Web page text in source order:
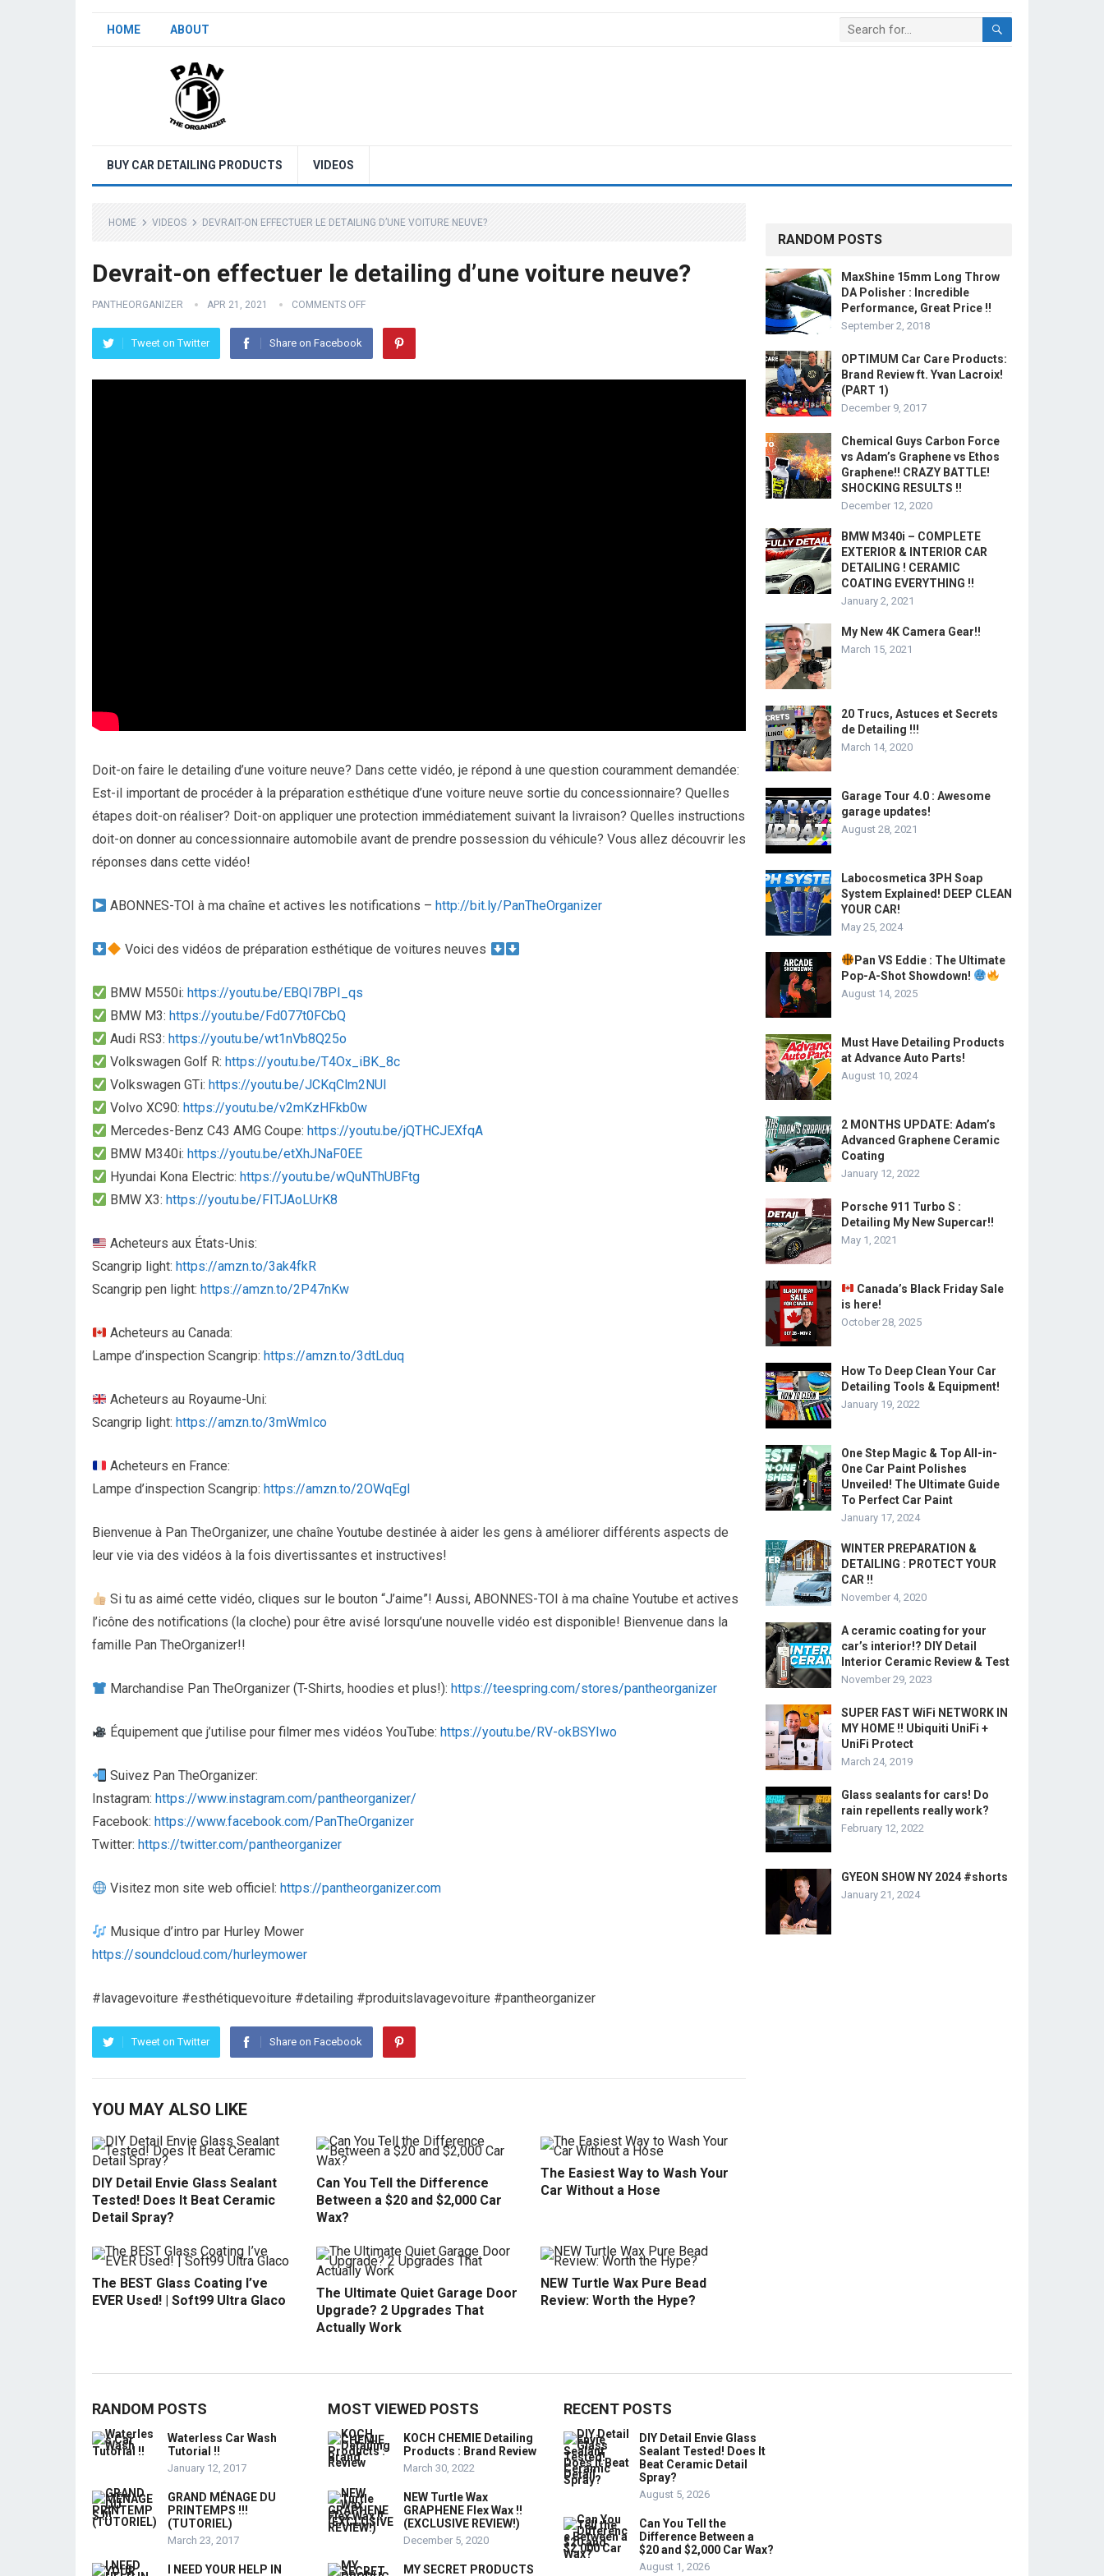
HOME ABOUT
BUY CAR DETAILING PRODUCTS VIDEOS
HOME VIDEOS DEVRAIT-ON EFFECTUER LE DETAILING D’UNE VOITURE NEUVE?
Devrait-on effectuer le detailing d’une voiture neuve?
PANTHEORGANIZER APR 21, 2021 COMMENTS OFF
Tweet on Twitter Share on Facebook
Doit-on faire le detailing d’une voiture neuve? Dans cette vidéo, je répond à une question couramment demandée:
Est-il important de procéder à la préparation esthétique d’une voiture neuve sortie du concessionnaire? Quelles
étapes doit-on réaliser? Doit-on appliquer une protection immédiatement suivant la livraison? Quelles instructions
doit-on donner au concessionnaire automobile avant de prendre possession du véhicule? Vous allez découvrir les
réponses dans cette vidéo!
ABONNES-TOI à ma chaîne et actives les notifications –http://bit.ly/PanTheOrganizer
Voici des vidéos de préparation esthétique de voitures neuves
BMW M550i:https://youtu.be/EBQI7BPI_qs
BMW M3:https://youtu.be/Fd077t0FCbQ
Audi RS3:https://youtu.be/wt1nVb8Q25o
Volkswagen Golf R:https://youtu.be/T4Ox_iBK_8c
Volkswagen GTi:https://youtu.be/JCKqClm2NUI
Volvo XC90:https://youtu.be/v2mKzHFkb0w
Mercedes-Benz C43 AMG Coupe:https://youtu.be/jQTHCJEXfqA
BMW M340i:https://youtu.be/etXhJNaF0EE
Hyundai Kona Electric:https://youtu.be/wQuNThUBFtg
BMW X3:https://youtu.be/FITJAoLUrK8
Acheteurs aux États-Unis:
Scangrip light: https://amzn.to/3ak4fkR
Scangrip pen light: https://amzn.to/2P47nKw
Acheteurs au Canada:
Lampe d’inspection Scangrip: https://amzn.to/3dtLduq
Acheteurs au Royaume-Uni:
Scangrip light: https://amzn.to/3mWmIco
Acheteurs en France:
Lampe d’inspection Scangrip: https://amzn.to/2OWqEgI
Bienvenue à Pan TheOrganizer, une chaîne Youtube destinée à aider les gens à améliorer différents aspects de
leur vie via des vidéos à la fois divertissantes et instructives!
Si tu as aimé cette vidéo, cliques sur le bouton “J’aime”! Aussi, ABONNES-TOI à ma chaîne Youtube et actives
l’icône des notifications (la cloche) pour être avisé lorsqu’une nouvelle vidéo est disponible! Bienvenue dans la
famille Pan TheOrganizer!!
Marchandise Pan TheOrganizer (T-Shirts, hoodies et plus!):https://teespring.com/stores/pantheorganizer
Équipement que j’utilise pour filmer mes vidéos YouTube:https://youtu.be/RV-okBSYIwo
Suivez Pan TheOrganizer:
Instagram: https://www.instagram.com/pantheorganizer/
Facebook: https://www.facebook.com/PanTheOrganizer
Twitter: https://twitter.com/pantheorganizer
Visitez mon site web officiel:https://pantheorganizer.com
Musique d’intro par Hurley Mower
https://soundcloud.com/hurleymower
#lavagevoiture #esthétiquevoiture #detailing #produitslavagevoiture #pantheorganizer
Tweet on Twitter Share on Facebook
YOU MAY ALSO LIKE
DIY Detail Envie Glass Sealant
Tested! Does It Beat Ceramic
Detail Spray?
Can You Tell the Difference
Between a $20 and $2,000 Car
Wax?
The Easiest Way to Wash Your
Car Without a Hose
The BEST Glass Coating I’ve
EVER Used! | Soft99 Ultra Glaco
The Ultimate Quiet Garage Door
Upgrade? 2 Upgrades That
Actually Work
NEW Turtle Wax Pure Bead
Review: Worth the Hype?
RANDOM POSTS
MaxShine 15mm Long Throw
DA Polisher : Incredible
Performance, Great Price !!
September 2, 2018
OPTIMUM Car Care Products:
Brand Review ft. Yvan Lacroix!
(PART 1)
December 9, 2017
Chemical Guys Carbon Force
vs Adam’s Graphene vs Ethos
Graphene!! CRAZY BATTLE!
SHOCKING RESULTS !!
December 12, 2020
BMW M340i – COMPLETE
EXTERIOR & INTERIOR CAR
DETAILING ! CERAMIC
COATING EVERYTHING !!
January 2, 2021
My New 4K Camera Gear!!
March 15, 2021
20 Trucs, Astuces et Secrets
de Detailing !!!
March 14, 2020
Garage Tour 4.0 : Awesome
garage updates!
August 28, 2021
Labocosmetica 3PH Soap
System Explained! DEEP CLEAN
YOUR CAR!
May 25, 2024
Pan VS Eddie : The Ultimate
Pop-A-Shot Showdown!
August 14, 2025
Must Have Detailing Products
at Advance Auto Parts!
August 10, 2024
2 MONTHS UPDATE: Adam’s
Advanced Graphene Ceramic
Coating
January 12, 2022
Porsche 911 Turbo S :
Detailing My New Supercar!!
May 1, 2021
Canada’s Black Friday Sale
is here!
October 28, 2025
How To Deep Clean Your Car
Detailing Tools & Equipment!
January 19, 2022
One Step Magic & Top All-in-
One Car Paint Polishes
Unveiled! The Ultimate Guide
To Perfect Car Paint
January 17, 2024
WINTER PREPARATION &
DETAILING : PROTECT YOUR
CAR !!
November 4, 2020
A ceramic coating for your
car’s interior!? DIY Detail
Interior Ceramic Review & Test
November 29, 2023
SUPER FAST WiFi NETWORK IN
MY HOME !! Ubiquiti UniFi +
UniFi Protect
March 24, 2019
Glass sealants for cars! Do
rain repellents really work?
February 12, 2022
GYEON SHOW NY 2024 #shorts
January 21, 2024
RANDOM POSTS
Waterless Car Wash
Tutorial !!
January 12, 2017
GRAND MÉNAGE DU
PRINTEMPS !!!
(TUTORIEL)
March 23, 2017
I NEED YOUR HELP IN
MOST VIEWED POSTS
KOCH CHEMIE Detailing
Products : Brand Review
March 30, 2022
NEW Turtle Wax
GRAPHENE Flex Wax !!
(EXCLUSIVE REVIEW!)
December 5, 2020
MY SECRET PRODUCTS
RECENT POSTS
DIY Detail Envie Glass
Sealant Tested! Does It
Beat Ceramic Detail
Spray?
August 5, 2026
Can You Tell the
Difference Between a
$20 and $2,000 Car Wax?
August 1, 2026